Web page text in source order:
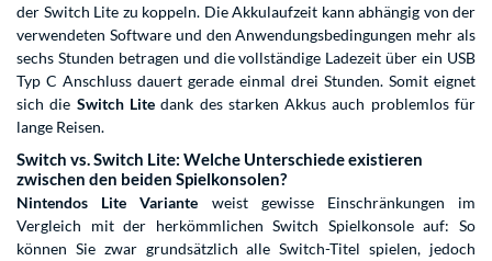
der Switch Lite zu koppeln. Die Akkulaufzeit kann abhängig von der
verwendeten Software und den Anwendungsbedingungen mehr als
sechs Stunden betragen und die vollständige Ladezeit über ein USB
Typ C Anschluss dauert gerade einmal drei Stunden. Somit eignet
sich die Switch Litedank des starken Akkus auch problemlos für
lange Reisen.
Switch vs. Switch Lite: Welche Unterschiede existieren
zwischen den beiden Spielkonsolen?
Nintendos Lite Variante weist gewisse Einschränkungen im
Vergleich mit der herkömmlichen Switch Spielkonsole auf: So
können Sie zwar grundsätzlich alle Switch-Titel spielen, jedoch